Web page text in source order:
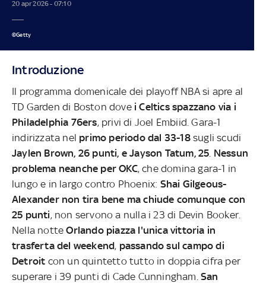
20 apr 2026 - 07:10
©Getty
Introduzione
Il programma domenicale dei playoff NBA si apre al
TD Garden di Boston dove i Celtics spazzano via i
Philadelphia 76ers, privi di Joel Embiid. Gara-1
indirizzata nel primo periodo dal 33-18sugli scudi
Jaylen Brown, 26 punti, e Jayson Tatum, 25 Nessun
problema neanche per OKC, che domina gara-1 in
lungo e in largo contro Phoenix: Shai Gilgeous-
Alexander non tira bene ma chiude comunque con
25 punti, non servono a nulla i 23 di Devin Booker.
Nella notteOrlando piazza l'unica vittoria in
trasferta del weekend, passando sul campo di
Detroit con un quintetto tutto in doppia cifra per
superare i 39 punti di Cade Cunningham.San